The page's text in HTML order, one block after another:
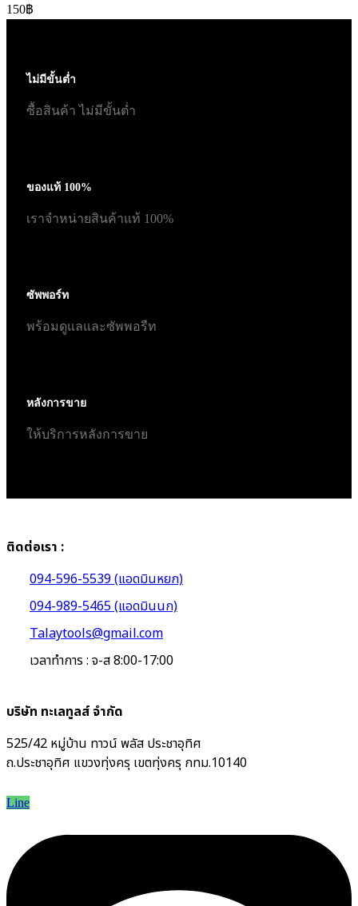
150฿
ไม่มีขั้นต่ำ
ซื้อสินค้า ไม่มีขั้นต่ำ
ของแท้ 100%
เราจำหน่ายสินค้าแท้ 100%
ซัพพอร์ท
พร้อมดูแลและซัพพอรืท
หลังการขาย
ให้บริการหลังการขาย
ติดต่อเรา :
094-596-5539 (แอดมินหยก)
094-989-5465 (แอดมินนก)
Talaytools@gmail.com
เวลาทำการ : จ-ส 8:00-17:00
บริษัท ทะเลทูลส์ จำกัด
525/42 หมู่บ้าน ทาวน์ พลัส ประชาอุทิศ
ถ.ประชาอุทิศ แขวงทุ่งครุ เขตทุ่งครุ กทม.10140
Line